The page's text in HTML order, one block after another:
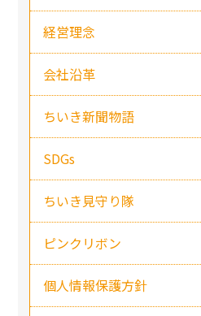
経営理念
会社沿革
ちいき新聞物語
SDGs
ちいき見守り隊
ピンクリボン
個人情報保護方針